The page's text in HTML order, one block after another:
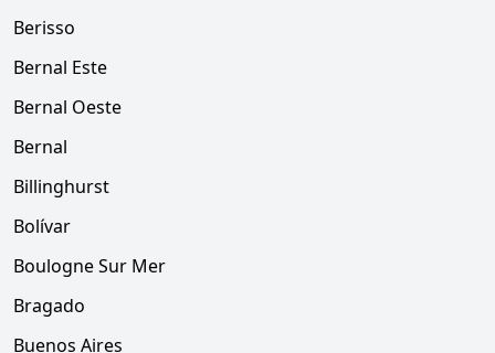
Berisso
Bernal Este
Bernal Oeste
Bernal
Billinghurst
Bolívar
Boulogne Sur Mer
Bragado
Buenos Aires